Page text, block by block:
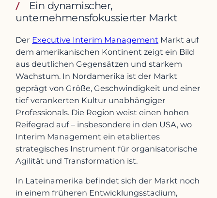
Ein dynamischer,
unternehmensfokussierter Markt
Der Executive Interim Management Markt auf
dem amerikanischen Kontinent zeigt ein Bild
aus deutlichen Gegensätzen und starkem
Wachstum. In Nordamerika ist der Markt
geprägt von Größe, Geschwindigkeit und einer
tief verankerten Kultur unabhängiger
Professionals. Die Region weist einen hohen
Reifegrad auf – insbesondere in den USA, wo
Interim Management ein etabliertes
strategisches Instrument für organisatorische
Agilität und Transformation ist.
In Lateinamerika befindet sich der Markt noch
in einem früheren Entwicklungsstadium,